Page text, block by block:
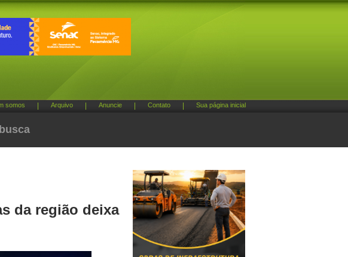
somos Arquivo Anuncie Contato Sua página inicial
busca
da região deixa